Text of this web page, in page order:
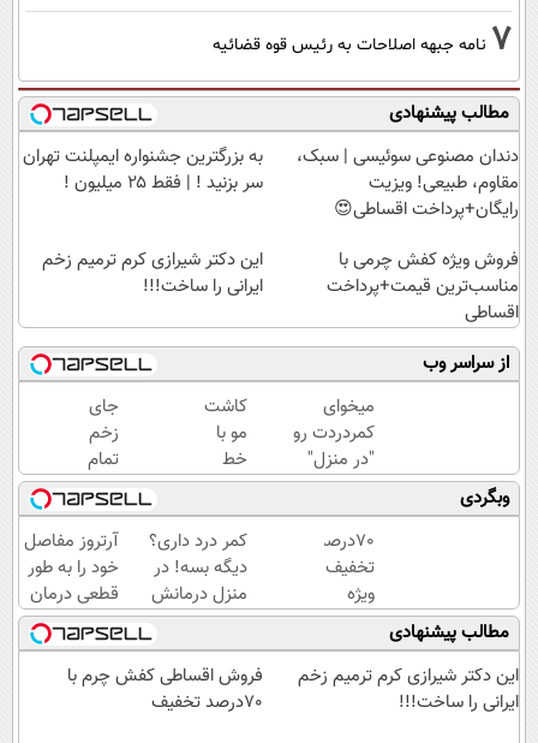
7 نامه جبهه اصلاحات به رئیس قوه قضائیه
مطالب پیشنهادی
دندان مصنوعی سوئیسی | سبک،
مقاوم، طبیعی! ویزیت
رایگان+پرداخت اقساطی😍
به بزرگترین جشنواره ایمپلنت تهران
سر بزنید ! | فقط ۲۵ میلیون !
فروش ویژه کفش چرمی با
مناسب‌ترین قیمت+پرداخت
اقساطی
این دکتر شیرازی کرم ترمیم زخم
ایرانی را ساخت!!!
از سراسر وب
میخوای
کمردردت رو
"در منزل"
درمان کنی؟
(◂فیلم +
◂پرسش‌نامه)
کاشت
مو با
خط
رویش
طبیعی
😍
اقساطی
بدون
بهره
جای
زخم
تمام
عمل
های
جراحی
در ۷
روز
درمان
شد!
(فوری
وبگردی
70درصد
تخفیف
ویژه
کفش
چرم (از
دستش
کمر درد داری؟
دیگه بسه! در
منزل درمانش
کن
(◀پرسش‌نامه)
آرتروز مفاصل
خود را به طور
قطعی درمان
کنید!
◗پرسش‌نامه◖
مطالب پیشنهادی
این دکتر شیرازی کرم ترمیم زخم
ایرانی را ساخت!!!
فروش اقساطی کفش چرم با
70درصد تخفیف